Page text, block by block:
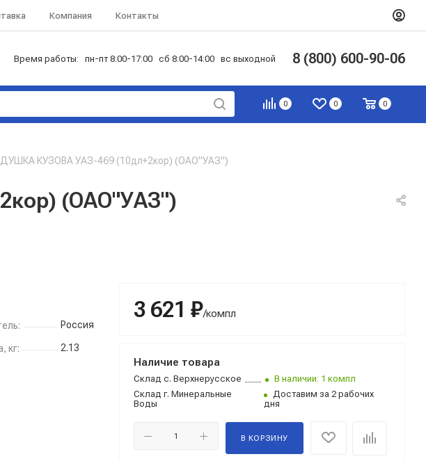
Компания Контакты
Время работы: пн-пт 8:00-17:00 сб 8:00-14:00 вс выходной 8 (800) 600-90-06
0 0 0
КУЗОВА УАЗ-469 (10дл+2кор) (ОАО"УАЗ")
(ОАО"УАЗ")
Россия
кг: 2.13
3 621 ₽/компл
Наличие товара
Склад с. Верхнерусское
В наличии: 1 компл
Склад г. Минеральные
Воды
Доставим за 2 рабочих
дня
В КОРЗИНУ